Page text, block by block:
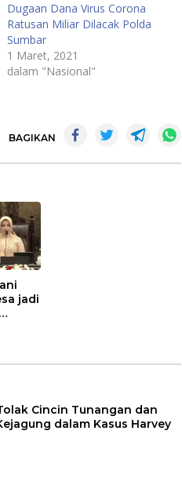
Dugaan Dana Virus Corona
Ratusan Miliar Dilacak Polda
Sumbar
1 Maret, 2021
dalam "Nasional"
BAGIKAN
jadi
Cincin Tunangan dan
dalam Kasus Harvey